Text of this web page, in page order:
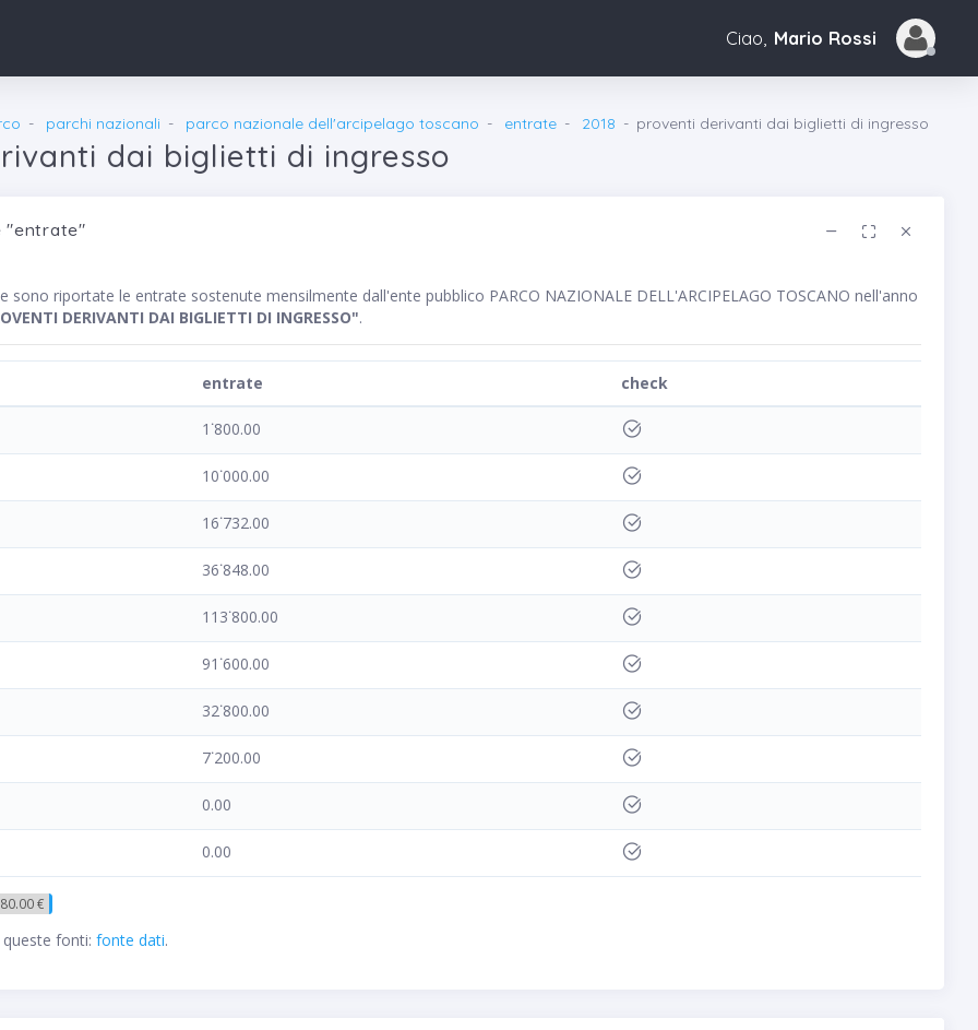
Ciao, Mario Rossi
parchi nazionali parco nazionale dell'arcipelago toscano entrate 2018 proventi derivanti dai biglietti di ingresso
dai biglietti di ingresso
"entrate"
sono riportate le entrate sostenute mensilmente dall'ente pubblico PARCO NAZIONALE DELL'ARCIPELAGO TOSCANO nell'anno
DERIVANTI DAI BIGLIETTI DI INGRESSO".
entrate check
1˙800.00
10˙000.00
16˙732.00
36˙848.00
113˙800.00
91˙600.00
32˙800.00
7˙200.00
0.00
0.00
€
fonti: fonte dati.